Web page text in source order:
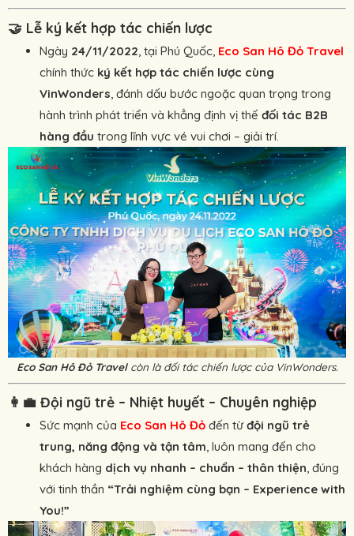
🤝 Lễ ký kết hợp tác chiến lược
Ngày 24/11/2022, tại Phú Quốc, Eco San Hô Đỏ Travel
chính thức ký kết hợp tác chiến lược cùng
VinWonders, đánh dấu bước ngoặc quan trọng trong
hành trình phát triển và khẳng định vị thế đối tác B2B
hàng đầu trong lĩnh vực vé vui chơi – giải trí.
Eco San Hô Đỏ Travelcòn là đối tác chiến lược của VinWonders.
👩‍💼 Đội ngũ trẻ – Nhiệt huyết – Chuyên nghiệp
Sức mạnh của Eco San Hô Đỏ đến từđội ngũ trẻ
trung, năng động và tận tâm, luôn mang đến cho
khách hàng dịch vụ nhanh – chuẩn – thân thiện, đúng
với tinh thần “Trải nghiệm cùng bạn – Experience with
You!”